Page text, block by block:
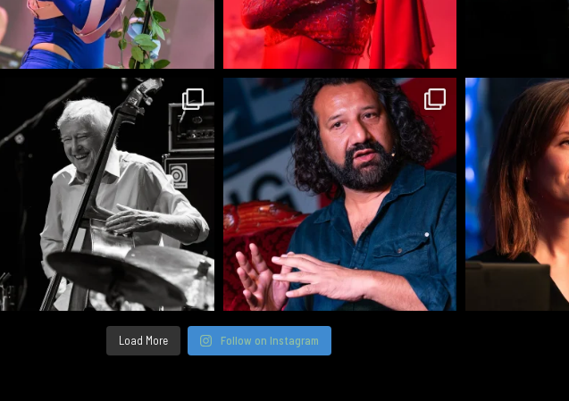
Load More Follow on Instagram